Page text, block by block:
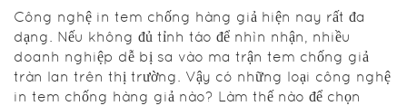
Công nghệ in tem chống hàng giả hiện nay rất đa
dạng. Nếu không đủ tỉnh táo để nhìn nhận, nhiều
doanh nghiệp dễ bị sa vào ma trận tem chống giả
tràn lan trên thị trường. Vậy có những loại công nghệ
in tem chống hàng giả nào? Làm thế nào để chọn